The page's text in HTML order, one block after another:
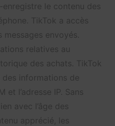
le contenu des
TikTok a accès
envoyés.
relatives au
des achats. TikTok
informations de
et l’adresse IP. Sans
avec l’âge des
apprécié, les